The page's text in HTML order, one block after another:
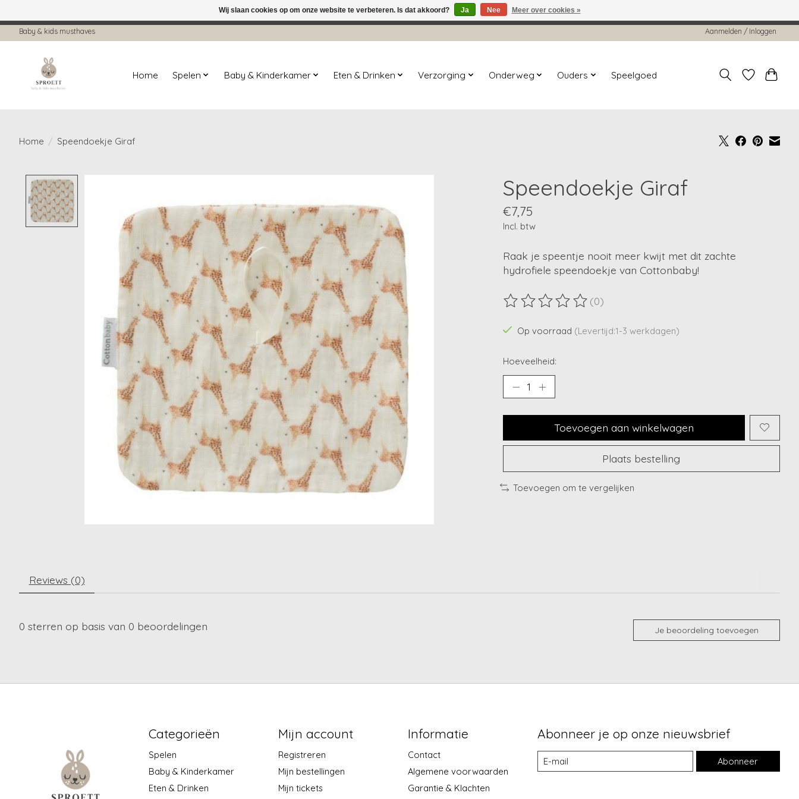
Baby & kids musthaves Aanmelden / Inloggen
Home Spelen Baby & Kinderkamer Eten & Drinken Verzorging Onderweg Ouders Speelgoed
Home / Speendoekje Giraf
Speendoekje Giraf
€7,75
Incl. btw
Raak je speentje nooit meer kwijt met dit zachte
hydrofiele speendoekje van Cottonbaby!
De beoordeling van dit product is
(0)
Op voorraad (Levertijd:1-3 werkdagen)
Hoeveelheid:
Toevoegen aan winkelwagen
Plaats bestelling
Toevoegen om te vergelijken
Reviews (0)
0 sterren op basis van 0 beoordelingen Je beoordeling toevoegen
Categorieën
Spelen
Baby & Kinderkamer
Eten & Drinken
Mijn account
Registreren
Mijn bestellingen
Mijn tickets
Informatie
Contact
Algemene voorwaarden
Garantie & Klachten
Abonneer je op onze nieuwsbrief
Abonneer
Wij slaan cookies op om onze website te verbeteren. Is dat akkoord? Ja Nee Meer over cookies »
← Keer terug naar de backofficeDeze winkel is in aanbouw. Eventueel geplaatste orders zullen niet worden gehonoreerd of verwerkt.